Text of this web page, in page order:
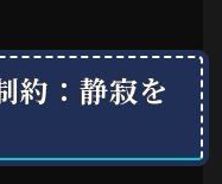
約：静寂を